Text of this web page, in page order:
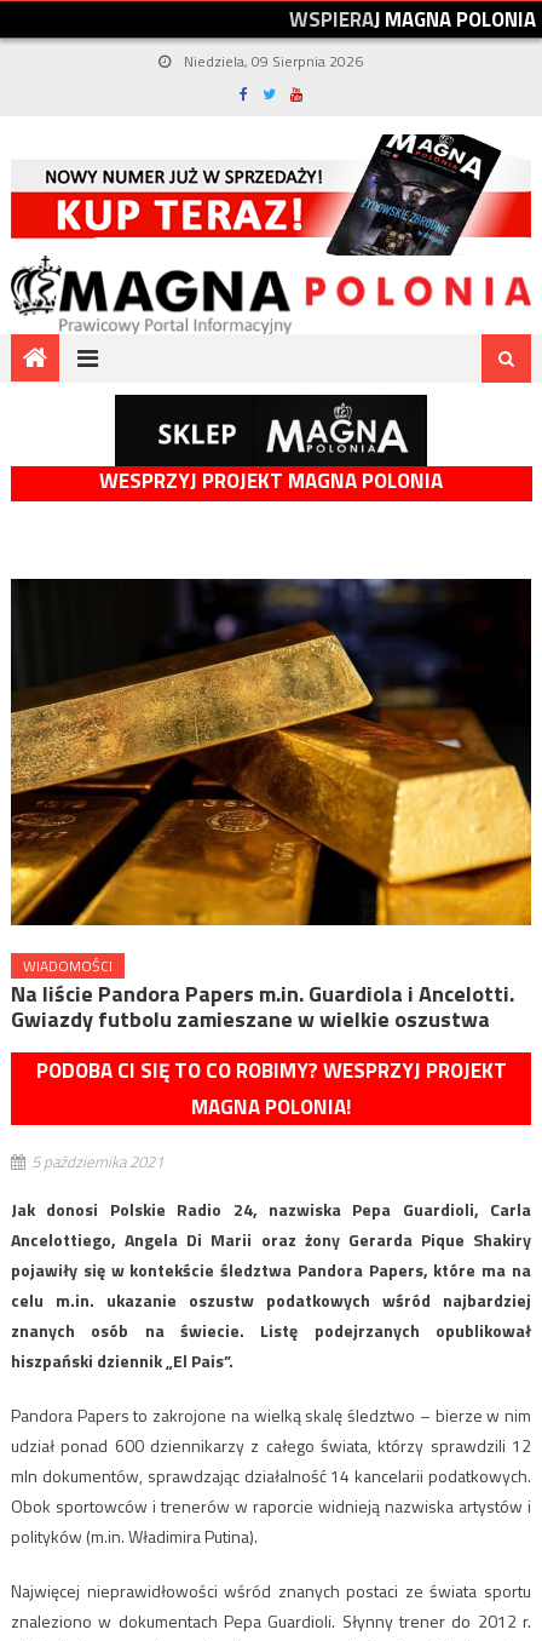
WSPIERAJMAGNAPOLONIA
Niedziela, 09 Sierpnia 2026
WESPRZYJ PROJEKT MAGNA POLONIA
WIADOMOŚCI
Na liście Pandora Papers m.in. Guardiola i Ancelotti.
Gwiazdy futbolu zamieszane w wielkie oszustwa
PODOBA CI SIĘ TO CO ROBIMY? WESPRZYJ PROJEKT
MAGNA POLONIA!
5 października 2021
Jak donosi Polskie Radio 24, nazwiska Pepa Guardioli, Carla
Ancelottiego, Angela Di Marii oraz żony Gerarda Pique Shakiry
pojawiły się w kontekście śledztwa Pandora Papers, które ma na
celu m.in. ukazanie oszustw podatkowych wśród najbardziej
znanych osób na świecie. Listę podejrzanych opublikował
hiszpański dziennik „El Pais”.
Pandora Papers to zakrojone na wielką skalę śledztwo – bierze w nim
udział ponad 600 dziennikarzy z całego świata, którzy sprawdzili 12
mln dokumentów, sprawdzając działalność 14 kancelarii podatkowych.
Obok sportowców i trenerów w raporcie widnieją nazwiska artystów i
polityków (m.in. Władimira Putina).
Najwięcej nieprawidłowości wśród znanych postaci ze świata sportu
znaleziono w dokumentach Pepa Guardioli. Słynny trener do 2012 r.